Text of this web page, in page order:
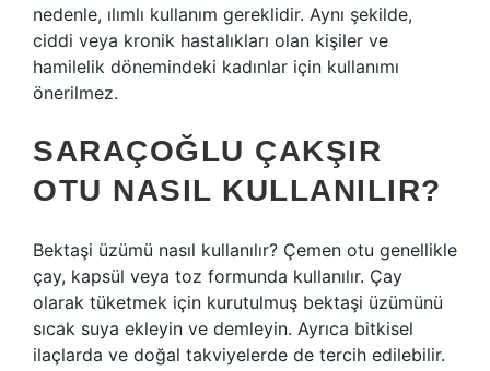
nedenle, ılımlı kullanım gereklidir. Aynı şekilde,
ciddi veya kronik hastalıkları olan kişiler ve
hamilelik dönemindeki kadınlar için kullanımı
önerilmez.
SARAÇOĞLU ÇAKŞIR
OTU NASIL KULLANILIR?
Bektaşi üzümü nasıl kullanılır? Çemen otu genellikle
çay, kapsül veya toz formunda kullanılır. Çay
olarak tüketmek için kurutulmuş bektaşi üzümünü
sıcak suya ekleyin ve demleyin. Ayrıca bitkisel
ilaçlarda ve doğal takviyelerde de tercih edilebilir.